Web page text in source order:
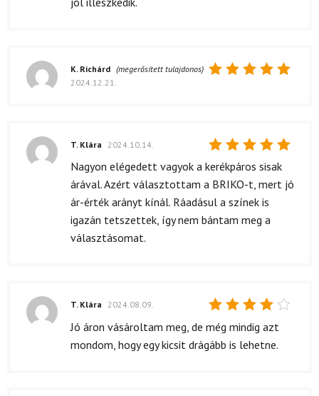
K. Richárd (megerősített tulajdonos)
2024.12.21.
Értékelés:
/ 5
T. Klára 2024.10.14.
Nagyon elégedett vagyok a kerékpáros sisak
árával. Azért választottam a BRIKO-t, mert jó
ár-érték arányt kínál. Ráadásul a színek is
igazán tetszettek, így nem bántam meg a
választásomat.
Értékelés:
/ 5
T. Klára 2024.08.09.
Jó áron vásároltam meg, de még mindig azt
mondom, hogy egy kicsit drágább is lehetne.